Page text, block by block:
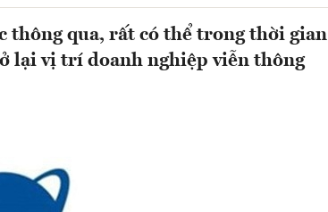
thông qua, rất có thể trong thời gian
lại vị trí doanh nghiệp viễn thông